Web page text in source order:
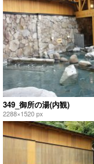
349_御所の湯(内観)
2288×1520 px